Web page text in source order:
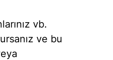
vb.
ve bu